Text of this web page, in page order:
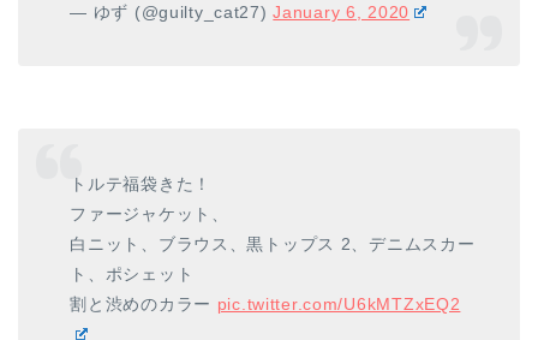
— ゆず (@guilty_cat27)January 6, 2020
トルテ福袋きた！
ファージャケット、
白ニット、ブラウス、黒トップス 2、デニムスカー
ト、ポシェット
割と渋めのカラー pic.twitter.com/U6kMTZxEQ2